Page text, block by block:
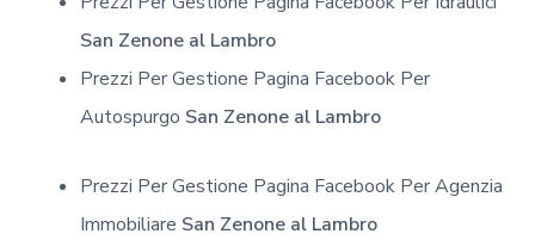
San Zenone al Lambro
Prezzi Per Gestione Pagina Facebook Per
Autospurgo San Zenone al Lambro
Prezzi Per Gestione Pagina Facebook Per Agenzia
Immobiliare San Zenone al Lambro